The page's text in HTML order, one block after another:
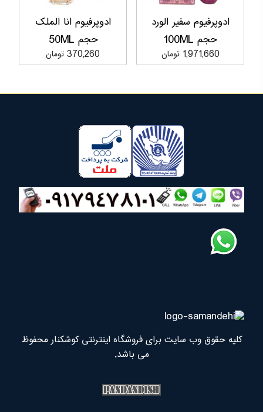
ادوپرفیوم سفیر الورد
حجم 100ML
1,971,660 تومان
ادوپرفیوم انا الملک
حجم 50ML
370,260 تومان
کلیه حقوق وب سایت برای فروشگاه اینترنتی کوشکنار محفوظ
می باشد.